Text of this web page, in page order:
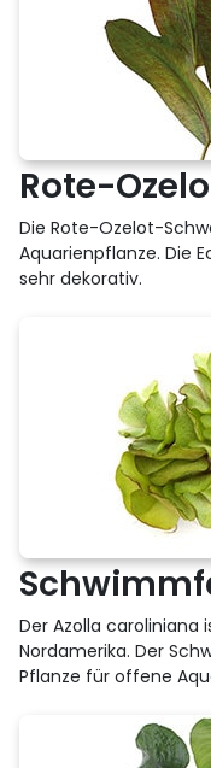
Rote-
Die Rote-Ozelot-
Aquarienpflanze. Die
sehr dekorativ.
Der Azolla caroliniana
Nordamerika. Der
Pflanze für offene